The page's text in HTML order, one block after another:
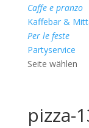
Caffe e pranzo
Kaffebar &
Per le feste
Partyservice
Seite wählen
pizza-